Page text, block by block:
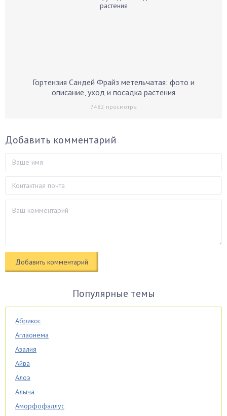
Гортензия Сандей Фрайз метельчатая: фото и
описание, уход и посадка растения
7482 просмотра
Добавить комментарий
Популярные темы
Абрикос
Аглаонема
Азалия
Айва
Алоэ
Алыча
Аморфофаллус